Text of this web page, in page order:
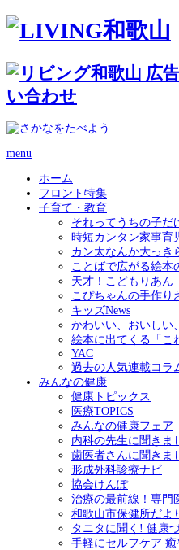
menu
ホーム
フロント特集
子育て・教育
それってうちの子だ
時短カンタン家事育
カン太なんか大っき
ことばで広がる絵本
天才！こどもりあん
こぴちゃんの手作り
キッズNews
かわいい、おいしい
絵本に出てくる「こ
YAC
過去の人気連載コラ
みんなの健康
健康トピックス
医療TOPICS
みんなの健康フェア
内科の先生に聞きま
歯医者さんに聞きま
形成外科診療ナビ
協会けんぽ
治療の最前線！専門
和歌山市保健所だよ
タニタに聞く! 健康
手軽にセルフケア